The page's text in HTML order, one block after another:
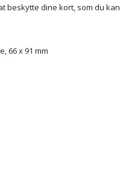
beskytte dine kort, som du kan
66 x 91 mm